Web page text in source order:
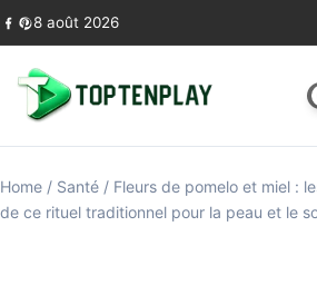
Skip to content
8 août 2026
Home / Santé / Fleurs de pomelo et miel :
de ce rituel traditionnel pour la peau et le